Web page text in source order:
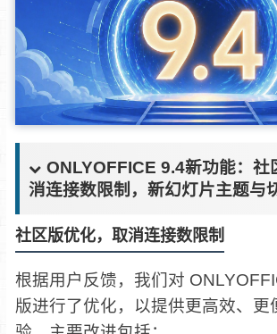
ONLYOFFICE 9.4新功能：社
消连接数限制，新幻灯片主题与
社区版优化， 取消连接数限制
根据用户反馈，我们对
版进行了优化，以提供更高效、更